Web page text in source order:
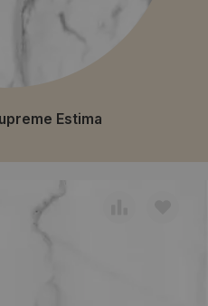
Estima